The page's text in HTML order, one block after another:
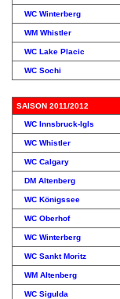
WC Winterberg
WM Whistler
WC Lake Placic
WC Sochi
SAISON 2011/2012
WC Innsbruck-Igls
WC Whistler
WC Calgary
DM Altenberg
WC Königssee
WC Oberhof
WC Winterberg
WC Sankt Moritz
WM Altenberg
WC Sigulda